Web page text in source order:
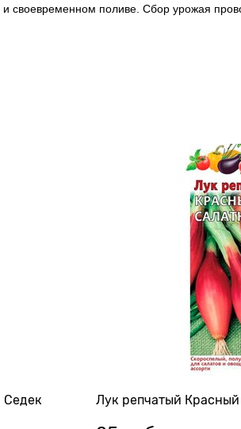
своевременном поливе. Сбор урожая
Седек Лук репчатый